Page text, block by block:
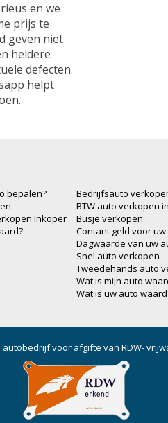
en we
prijs te
geven niet
heldere
defecten.
helpt
bepalen?
Inkoper
Bedrijfsauto
BTW auto verkopen
Busje verkopen
Contant geld voor
Dagwaarde van uw
Snel auto verkopen
Tweedehands auto
Wat is mijn auto
Wat is uw auto
voor afgifte van RDW-